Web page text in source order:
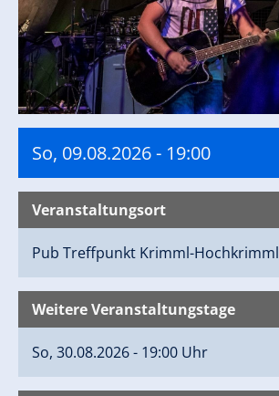
So, 09.08.2026- 19:00
Veranstaltungsort
Pub Treffpunkt Krimml-Hochkrimml
Weitere Veranstaltungstage
So, 30.08.2026 - 19:00 Uhr